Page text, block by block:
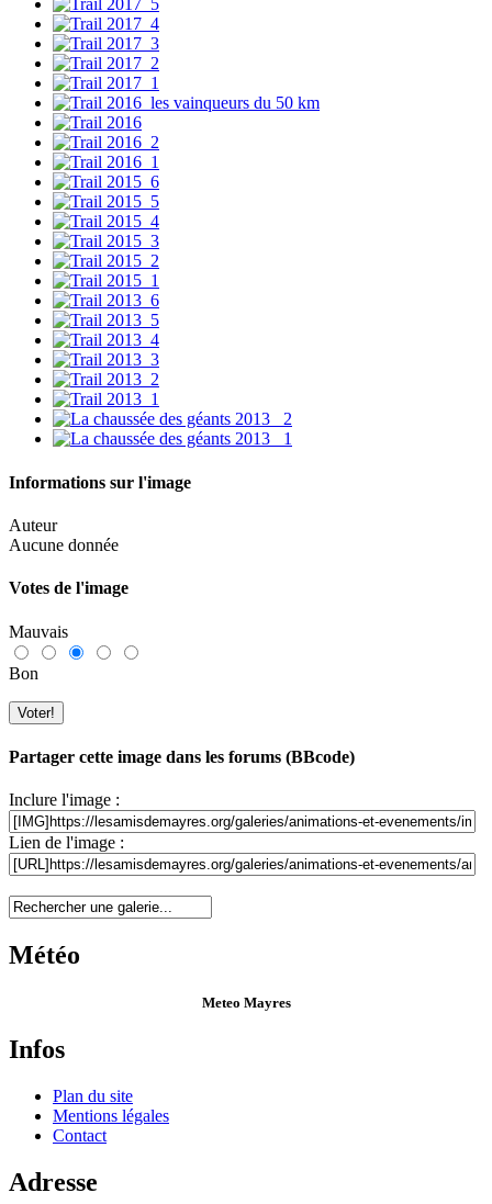
Informations sur l'image
Auteur
Aucune donnée
Votes de l'image
Mauvais
Bon
Partager cette image dans les forums (BBcode)
Inclure l'image :
Lien de l'image :
Météo
Meteo Mayres
Infos
Plan du site
Mentions légales
Contact
Adresse